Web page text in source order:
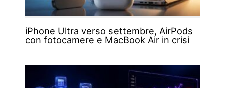
iPhone Ultra verso settembre, AirPods
con fotocamere e MacBook Air in crisi